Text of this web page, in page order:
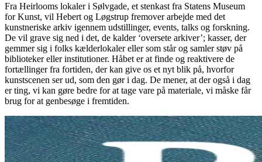
Fra Heirlooms lokaler i Sølvgade, et stenkast fra Statens Museum
for Kunst, vil Hebert og Løgstrup fremover arbejde med det
kunstneriske arkiv igennem udstillinger, events, talks og forskning.
De vil grave sig ned i det, de kalder ‘oversete arkiver’; kasser, der
gemmer sig i folks kælderlokaler eller som står og samler støv på
biblioteker eller institutioner. Håbet er at finde og reaktivere de
fortællinger fra fortiden, der kan give os et nyt blik på, hvorfor
kunstscenen ser ud, som den gør i dag. De mener, at der også i dag
er ting, vi kan gøre bedre for at tage vare på materiale, vi måske får
brug for at genbesøge i fremtiden.